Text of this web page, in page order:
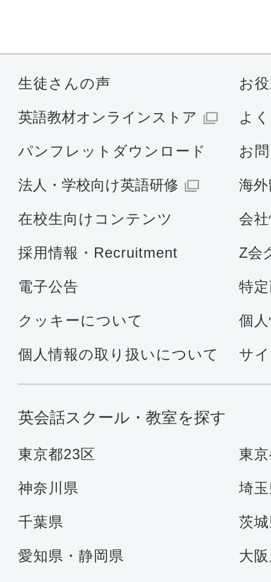
生徒さんの声 お
英語教材オンラインストア よ
パンフレットダウンロード お
法人・学校向け英語研修 海
在校生向けコンテンツ 会
採用情報・Recruitment Z会
電子公告 特
クッキーについて 個
個人情報の取り扱いについて サ
英会話スクール・教室を探す
東京都23区 東
神奈川県 埼
千葉県 茨
愛知県・静岡県 大